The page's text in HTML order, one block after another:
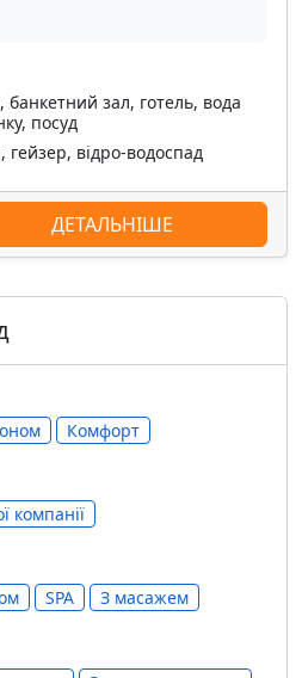
банкетний зал, готель, вода
посуд
відро-водоспад
ДЕТАЛЬНІШЕ
Комфорт
компанії
SPA З масажем